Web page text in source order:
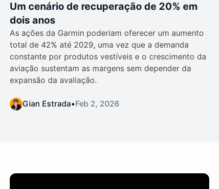
Um cenário de recuperação de 20% em
dois anos
As ações da Garmin poderiam oferecer um aumento
total de 42% até 2029, uma vez que a demanda
constante por produtos vestíveis e o crescimento da
aviação sustentam as margens sem depender da
expansão da avaliação.
Gian Estrada•Feb 2, 2026